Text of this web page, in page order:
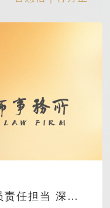
贵州律协强化律师代表委员责任担当 深入调研发出参政议政“好声音”